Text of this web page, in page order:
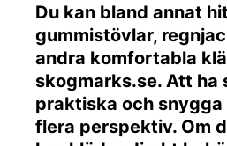
Du kan bland annat
gummistövlar,
andra komfortabla
skogmarks.se. Att ha
praktiska och
flera perspektiv. Om